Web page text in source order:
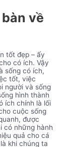
về
tốt đẹp – ấy
có ích. Vậy
sống có ích,
tốt, việc
người và sống
hình thành
ích chính là lối
cuộc sống
được
có những hành
quả cho cá
khi chúng ta